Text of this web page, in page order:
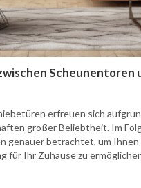
Scheunentoren
erfreuen sich
großer Beliebtheit. Im
genauer betrachtet, um Ihnen
für Ihr Zuhause zu